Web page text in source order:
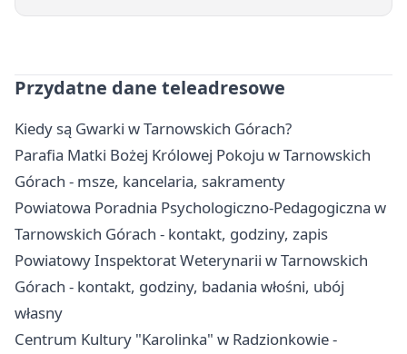
Przydatne dane teleadresowe
Kiedy są Gwarki w Tarnowskich Górach?
Parafia Matki Bożej Królowej Pokoju w Tarnowskich
Górach - msze, kancelaria, sakramenty
Powiatowa Poradnia Psychologiczno-Pedagogiczna w
Tarnowskich Górach - kontakt, godziny, zapis
Powiatowy Inspektorat Weterynarii w Tarnowskich
Górach - kontakt, godziny, badania włośni, ubój
własny
Centrum Kultury "Karolinka" w Radzionkowie -